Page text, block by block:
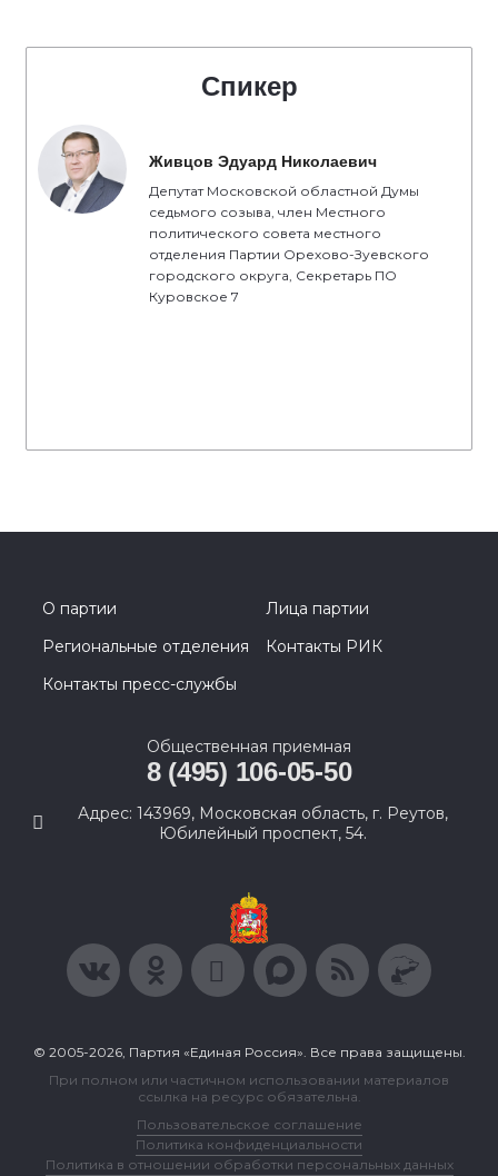
Спикер
Живцов Эдуард Николаевич
Депутат Московской областной Думы
седьмого созыва, член Местного
политического совета местного
отделения Партии Орехово-Зуевского
городского округа, Секретарь ПО
Куровское 7
О партии
Лица партии
Региональные отделения
Контакты РИК
Контакты пресс-службы
Общественная приемная
8 (495) 106-05-50
Адрес: 143969, Московская область, г. Реутов,
Юбилейный проспект, 54.
© 2005-2026, Партия «Единая Россия». Все права защищены.
При полном или частичном использовании материалов
ссылка на ресурс обязательна.
Пользовательское соглашение
Политика конфиденциальности
Политика в отношении обработки персональных данных